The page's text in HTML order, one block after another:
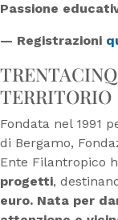
Passione
— Registrazioni
TERRITORIO
Fondata nel 1991
di Bergamo,
Ente Filantropico
progetti,
euro. Nata per